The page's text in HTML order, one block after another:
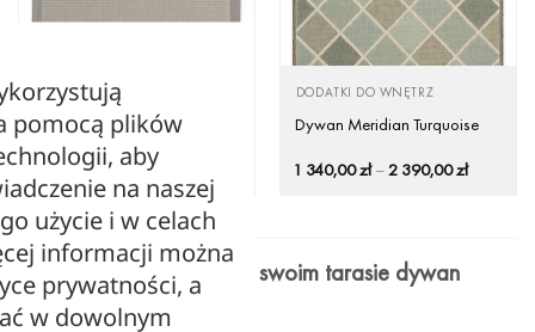
DODATKI DO WNĘTRZ
Dywan Hudson Grey
1 340,00zł –2 390,00
cen:
od
1
340,00 zł
do
2
390,00 zł
DODATKI DO WNĘTRZ
Dywan Meridian Turquoise
1 340,00zł –2 390,00złZakres
Dlaczego warto mieć na swoim tarasie dywan
outdoor?
pomocą plików
aby
na naszej
użycie i w celach
informacji można
prywatności, a
w dowolnym